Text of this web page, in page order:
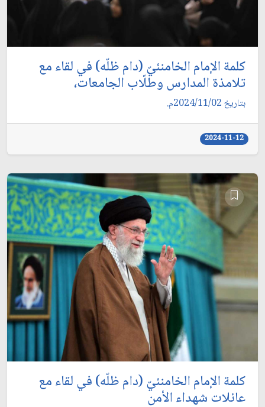
كلمة الإمام الخامنئيّ (دام ظلّه) في لقاء مع
تلامذة المدارس وطلّاب الجامعات،
بتاريخ 2024/11/02م.
2024-11-12
كلمة الإمام الخامنئيّ (دام ظلّه) في لقاء مع
عائلات شهداء الأمن